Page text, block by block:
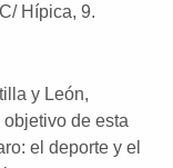
Hípica, 9.
y León,
de esta
el deporte y el